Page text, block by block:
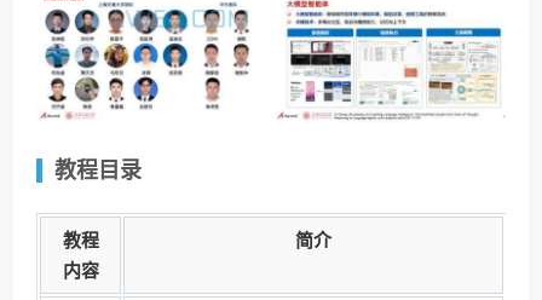
教程目录
教程
内容
简介